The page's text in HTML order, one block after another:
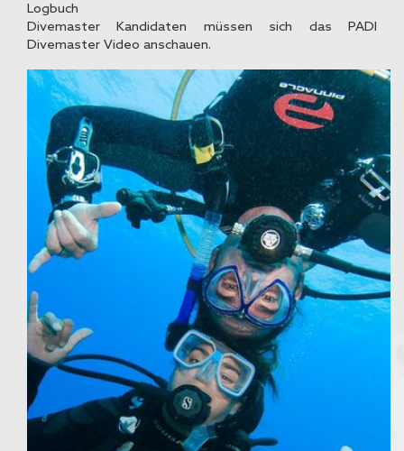
Logbuch
Divemaster Kandidaten müssen sich das PADI
Divemaster Video anschauen.